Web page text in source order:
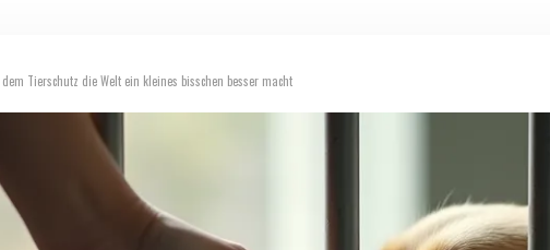
Tierschutz die Welt ein kleines bisschen besser macht